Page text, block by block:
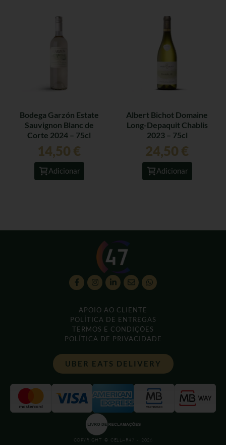
Bodega Garzón Estate
Sauvignon Blanc de
Corte 2024 – 75cl
14,50 €
Adicionar
Albert Bichot Domaine
Long-Depaquit Chablis
2023 – 75cl
24,50 €
Adicionar
APOIO AO CLIENTE
POLÍTICA DE ENTREGAS
TERMOS E CONDIÇÕES
POLÍTICA DE PRIVACIDADE
UBER EATS DELIVERY
COPYRIGHT © CELLAR47 - 2026